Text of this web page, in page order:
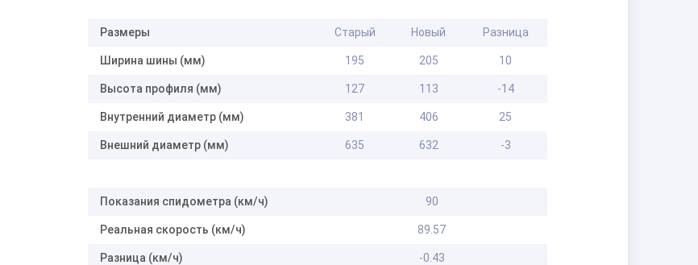
Размеры Старый Новый Разница
Ширина шины (мм) 195 205 10
Высота профиля (мм) 127 113 -14
Внутренний диаметр (мм) 381 406 25
Внешний диаметр (мм) 635 632 -3
Показания спидометра (км/ч) 90
Реальная скорость (км/ч) 89.57
Разница (км/ч) -0.43